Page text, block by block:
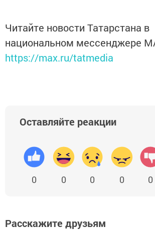
Читайте новости Татарстана в
национальном мессенджере
https://max.ru/tatmedia
Оставляйте реакции
0 0 0 0 0
Расскажите друзьям